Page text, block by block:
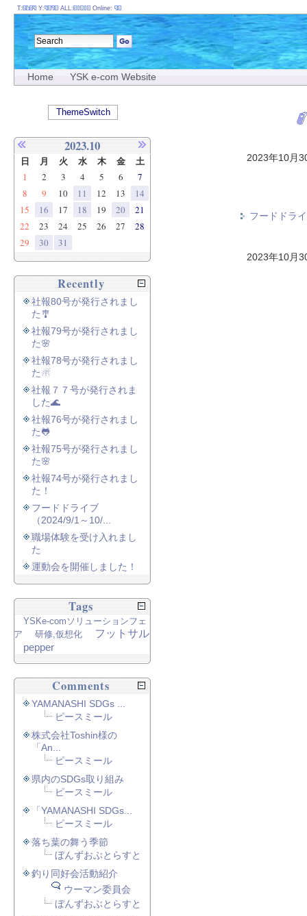
Home YSK e-com Website
2023年10月
フードドラ
2023年10月
T: Y: ALL: Online:
ThemeSwitch
2023.10
日 月 火 水 木 金 土
1 2 3 4 5 6
7
8
9 10 11 12 13
14
15
16 17 18 19 20
21
22
23 24 25 26 27
28
29
30 31
Recently
社報80号が発行されまし
た🎐
社報79号が発行されまし
た🌸
社報78号が発行されまし
た☃
社報７７号が発行されま
した🌊
社報76号が発行されまし
た🐸
社報75号が発行されまし
た🌸
社報74号が発行されまし
た！
フードドライブ
（2024/9/1～10/...
職場体験を受け入れまし
た
運動会を開催しました！
Tags
YSKe-comソリューションフェ
ア
研修,仮想化
フットサル
pepper
Comments
YAMANASHI SDGs ...
ピースミール
株式会社Toshin様の
「An...
ピースミール
県内のSDGs取り組み
ピースミール
「YAMANASHI SDGs...
ピースミール
落ち葉の舞う季節
ぼんずおぶとらすと
釣り同好会活動紹介
ウーマン委員会
ぼんずおぶとらすと